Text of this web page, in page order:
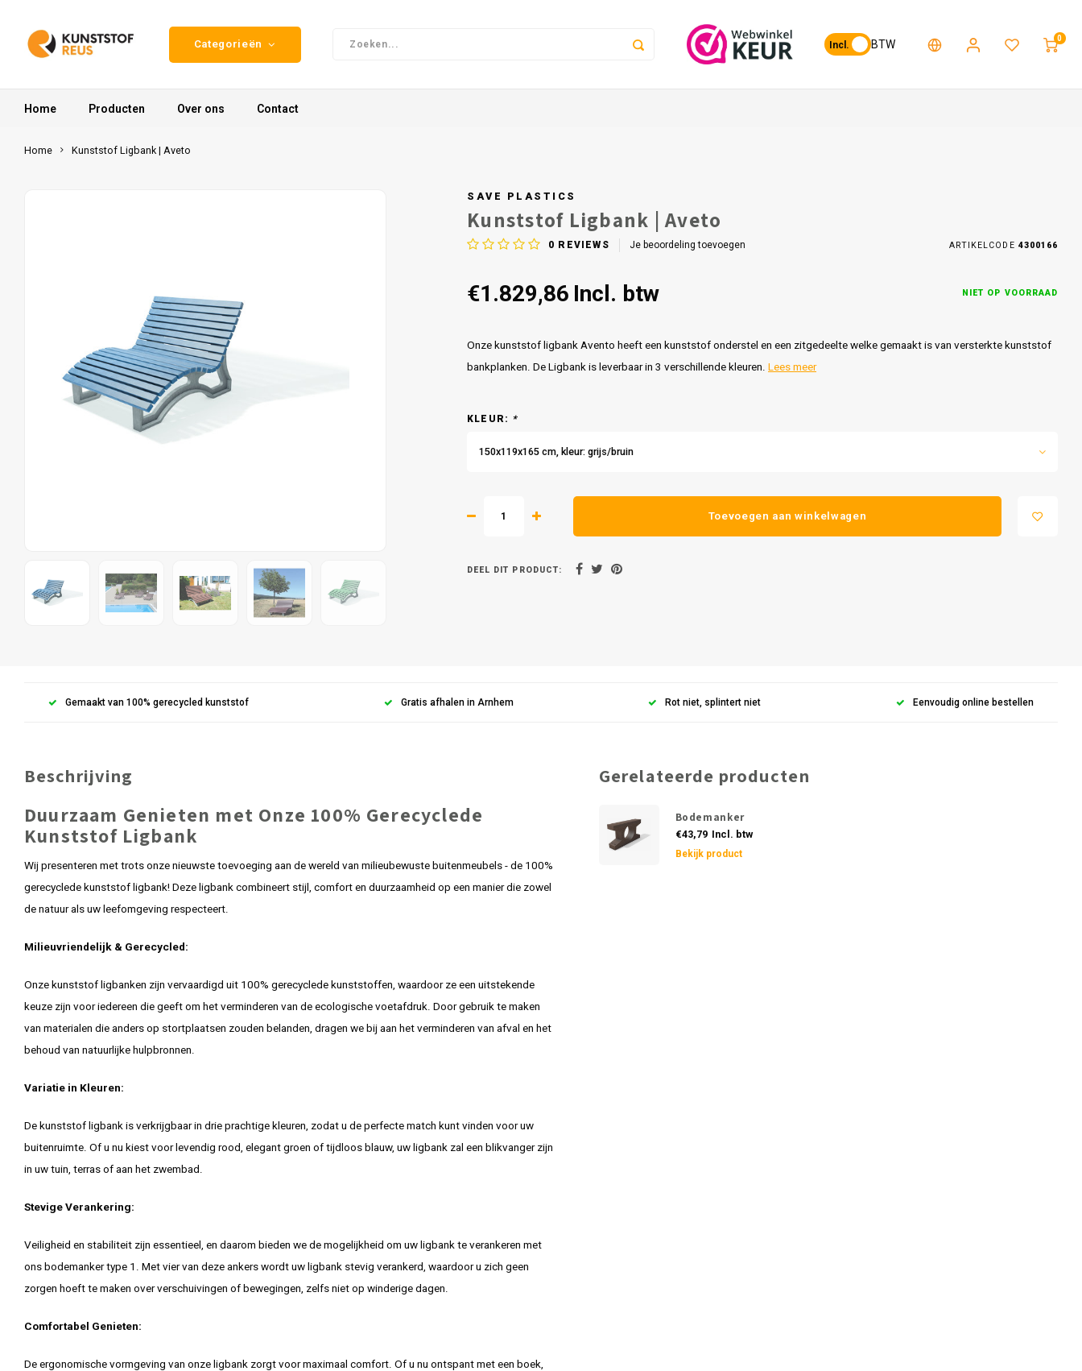
Categorieën Incl. BTW 0
Home Producten Over ons Contact
Home Kunststof Ligbank | Aveto
SAVE PLASTICS
Kunststof Ligbank | Aveto
0 REVIEWS Je beoordeling toevoegen ARTIKELCODE 4300166
€1.829,86 Incl. btw NIET OP VOORRAAD
Onze kunststof ligbank Avento heeft een kunststof onderstel en een zitgedeelte welke gemaakt is van versterkte kunststof
bankplanken. De Ligbank is leverbaar in 3 verschillende kleuren. Lees meer
KLEUR: *
150x119x165 cm, kleur: grijs/bruin
Toevoegen aan winkelwagen
DEEL DIT PRODUCT:
Gemaakt van 100% gerecycled kunststof Gratis afhalen in Arnhem Rot niet, splintert niet Eenvoudig online bestellen
Beschrijving
Duurzaam Genieten met Onze 100% Gerecyclede
Kunststof Ligbank
Wij presenteren met trots onze nieuwste toevoeging aan de wereld van milieubewuste buitenmeubels - de 100%
gerecyclede kunststof ligbank! Deze ligbank combineert stijl, comfort en duurzaamheid op een manier die zowel
de natuur als uw leefomgeving respecteert.
Milieuvriendelijk & Gerecycled:
Onze kunststof ligbanken zijn vervaardigd uit 100% gerecyclede kunststoffen, waardoor ze een uitstekende
keuze zijn voor iedereen die geeft om het verminderen van de ecologische voetafdruk. Door gebruik te maken
van materialen die anders op stortplaatsen zouden belanden, dragen we bij aan het verminderen van afval en het
behoud van natuurlijke hulpbronnen.
Variatie in Kleuren:
De kunststof ligbank is verkrijgbaar in drie prachtige kleuren, zodat u de perfecte match kunt vinden voor uw
buitenruimte. Of u nu kiest voor levendig rood, elegant groen of tijdloos blauw, uw ligbank zal een blikvanger zijn
in uw tuin, terras of aan het zwembad.
Stevige Verankering:
Veiligheid en stabiliteit zijn essentieel, en daarom bieden we de mogelijkheid om uw ligbank te verankeren met
ons bodemanker type 1. Met vier van deze ankers wordt uw ligbank stevig verankerd, waardoor u zich geen
zorgen hoeft te maken over verschuivingen of bewegingen, zelfs niet op winderige dagen.
Comfortabel Genieten:
De ergonomische vormgeving van onze ligbank zorgt voor maximaal comfort. Of u nu ontspant met een boek,
Gerelateerde producten
Bodemanker
€43,79 Incl. btw
Bekijk product